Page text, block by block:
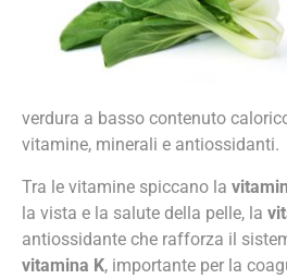
verdura a basso contenuto
vitamine, minerali e antiossidanti.
Tra le vitamine spiccano la
la vista e la salute della pelle, la
antiossidante che rafforza il
vitamina K, importante per la